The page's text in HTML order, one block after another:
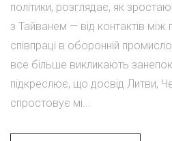
політики, розглядає, як
з Тайванем — від контактів
співпраці в оборонній
все більше викликають
підкреслює, що досвід Литви,
спростовує мі...